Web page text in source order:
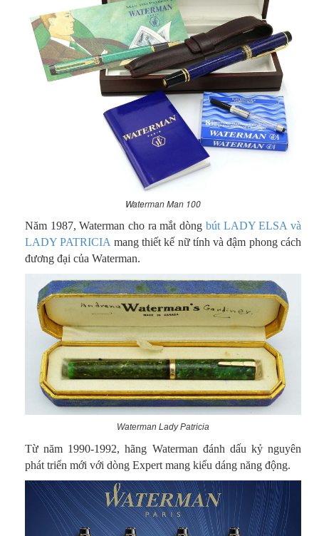
Waterman Man 100
Năm 1987, Waterman cho ra mắt dòng bút LADY ELSA và
LADY PATRICIA mang thiết kế nữ tính và đậm phong cách
đương đại của Waterman.
Waterman Lady Patricia
Từ năm 1990-1992, hãng Waterman đánh dấu kỷ nguyên
phát triển mới với dòng Expert mang kiểu dáng năng động.